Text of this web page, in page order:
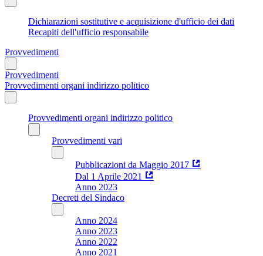
Dichiarazioni sostitutive e acquisizione d'ufficio dei dati
Recapiti dell'ufficio responsabile
Provvedimenti
Provvedimenti
Provvedimenti organi indirizzo politico
Provvedimenti organi indirizzo politico
Provvedimenti vari
Pubblicazioni da Maggio 2017
Dal 1 Aprile 2021
Anno 2023
Decreti del Sindaco
Anno 2024
Anno 2023
Anno 2022
Anno 2021